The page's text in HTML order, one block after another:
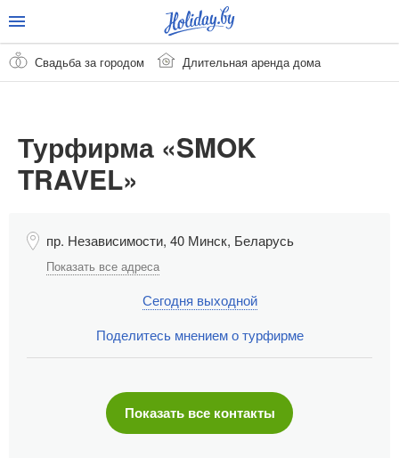
Свадьба за городом Длительная аренда дома
Турфирма «SMOK
TRAVEL»
пр. Независимости, 40 Минск, Беларусь
Показать все адреса
Сегодня выходной
Поделитесь мнением о турфирме
Показать все контакты